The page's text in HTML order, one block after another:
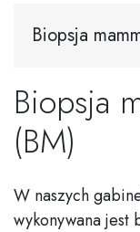
Biopsja
Biopsja
(BM)
W naszych
wykonywana jest